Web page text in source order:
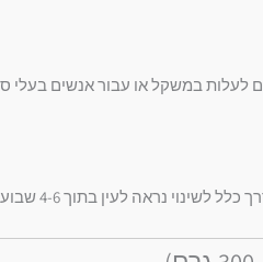
במשקל או עבור אנשים בעלי
נראה לעין בתוך 4-6 שבועות.